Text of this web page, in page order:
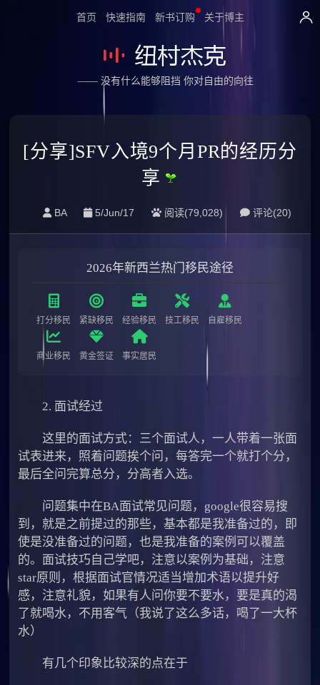
首页 快速指南 新书订购 关于博主
—— 没有什么能够阻挡 你对自由的向往
[分享]SFV入境9个月PR的经历分
享
BA 5/Jun/17 阅读(79,028) 评论(20)
2026年新西兰热门移民途径
打分移民 紧缺移民 经验移民 技工移民 自雇移民
商业移民 黄金签证 事实居民
2. 面试经过
这里的面试方式：三个面试人，一人带着一张面
试表进来，照着问题挨个问，每答完一个就打个分，
最后全问完算总分，分高者入选。
问题集中在BA面试常见问题，google很容易搜
到，就是之前提过的那些，基本都是我准备过的，即
使是没准备过的问题，也是我准备的案例可以覆盖
的。面试技巧自己学吧，注意以案例为基础，注意
star原则，根据面试官情况适当增加术语以提升好
感，注意礼貌，如果有人问你要不要水，要是真的渴
了就喝水，不用客气（我说了这么多话，喝了一大杯
水）
有几个印象比较深的点在于